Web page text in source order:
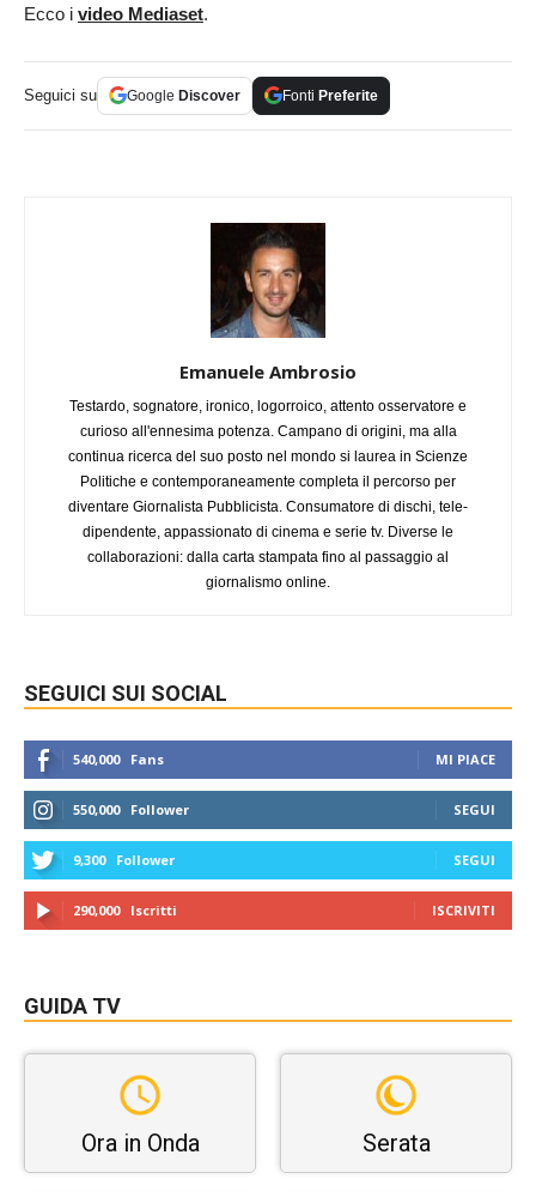
Ecco i video Mediaset.
Seguici su Google Discover Fonti Preferite
Emanuele Ambrosio
Testardo, sognatore, ironico, logorroico, attento osservatore e
curioso all'ennesima potenza. Campano di origini, ma alla
continua ricerca del suo posto nel mondo si laurea in Scienze
Politiche e contemporaneamente completa il percorso per
diventare Giornalista Pubblicista. Consumatore di dischi, tele-
dipendente, appassionato di cinema e serie tv. Diverse le
collaborazioni: dalla carta stampata fino al passaggio al
giornalismo online.
SEGUICI SUI SOCIAL
540,000 Fans MI PIACE
550,000 Follower SEGUI
9,300 Follower SEGUI
290,000 Iscritti ISCRIVITI
GUIDA TV
Ora in Onda Serata